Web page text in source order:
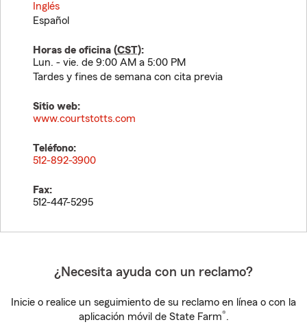
Inglés
Español
Horas de oficina (CST):
Lun. - vie. de 9:00 AM a 5:00 PM
Tardes y fines de semana con cita previa
Sitio web:
www.courtstotts.com
Teléfono:
512-892-3900
Fax:
512-447-5295
¿Necesita ayuda con un reclamo?
Inicie o realice un seguimiento de su reclamo en línea o con la
aplicación móvil de State Farm®.